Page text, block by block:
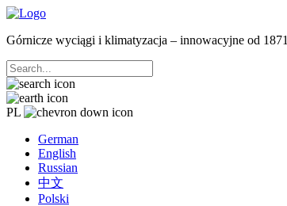
Górnicze wyciągi i klimatyzacja – innowacyjne od 1871
PL
German
English
Russian
中文
Polski